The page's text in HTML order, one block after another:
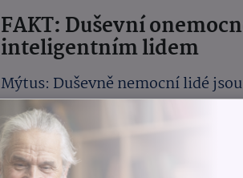
FAKT: Duševní
inteligentním lidem
Mýtus: Duševně nemocní lidé
Rozložení intelektových schopností
zdravé populace. Najdeme tedy
se zcela nadprůměrnou inteligencí.